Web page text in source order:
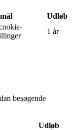
Udløb
1 år
besøgende
Udløb